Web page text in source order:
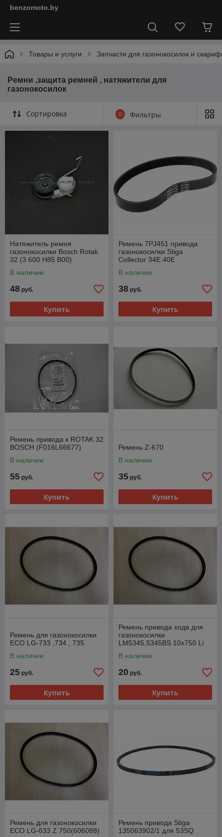
benzomoto.by
Товары и услуги Запчасти для газонокосилок и
Ремни ,защита ремней , натяжители для
газонокосилок
Сортировка 0 Фильтры
Натяжитель ремня
газонокосилки Bosch Rotak
32 (3 600 H85 B00)
В наличии
48 руб.
Купить
Ремень 7PJ451 привода
газонокосилки Stiga
Collector 34E 40E
В наличии
38 руб.
Купить
Ремень привода к ROTAK 32
BOSCH (F016L66677)
В наличии
55 руб.
Купить
Ремень Z-670
В наличии
35 руб.
Купить
Ремень для газонокосилки
ECO LG-733 ,734 , 735
В наличии
25 руб.
Купить
Ремень привода хода для
газонокосилки
LM5345,5345BS 10x750 Li
В наличии
20 руб.
Купить
Ремень для газонокосилки
ECO LG-633 Z 750(606088)
Ремень привода Stiga
135063902/1 для 53SQ